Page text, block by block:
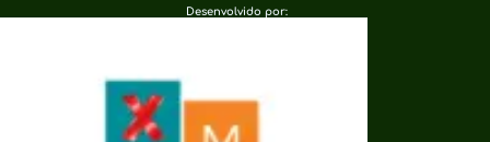
Desenvolvido por: